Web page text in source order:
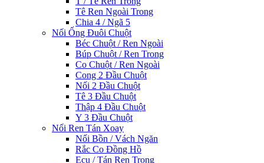
Tê Ren Ngoài Trong
Chia 4 / Ngã 5
Nối Ống Đuôi Chuột
Béc Chuột / Ren Ngoài
Búp Chuột / Ren Trong
Co Chuột / Ren Ngoài
Cong 2 Đầu Chuột
Nối 2 Đầu Chuột
Tê 3 Đầu Chuột
Thập 4 Đầu Chuột
Y 3 Đầu Chuột
Nối Ren Tán Xoay
Nối Bồn / Vách Ngăn
Rắc Co Đồng Hồ
Ecu / Tán Ren Trong